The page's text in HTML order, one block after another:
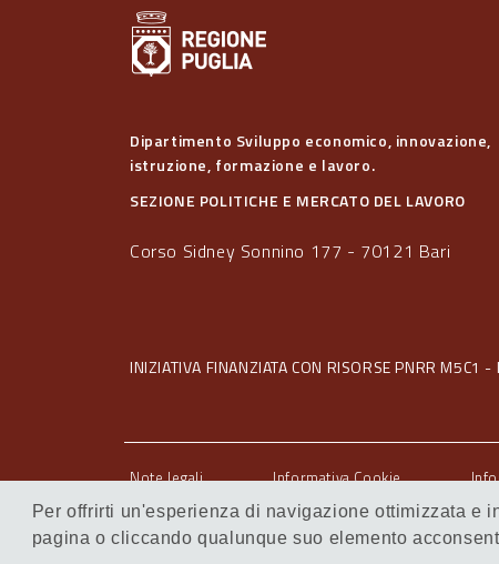
Per offrirti un'esperienza di navigazione ottimizzata e
pagina o cliccando qualunque suo elemento
Dipartimento Sviluppo economico, innovazione,
istruzione, formazione e lavoro.
SEZIONE POLITICHE E MERCATO DEL LAVORO
Corso Sidney Sonnino 177 - 70121 Bari
INIZIATIVA FINANZIATA CON RISORSE PNRR
Note legali Informativa Cookie
Servizi Intranet